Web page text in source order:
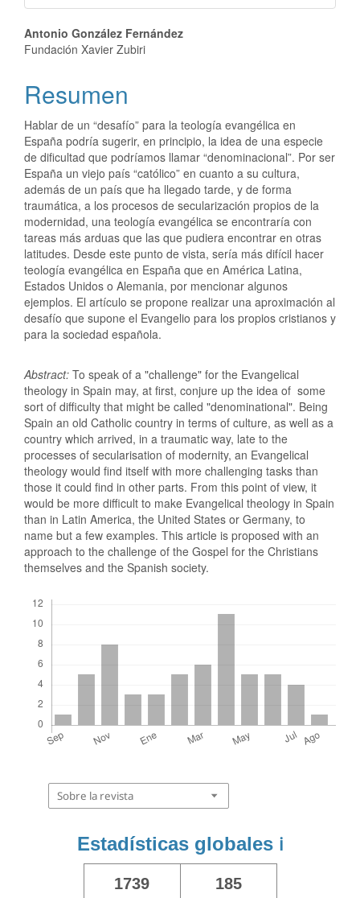
Antonio González Fernández
Fundación Xavier Zubiri
Resumen
Hablar de un “desafío” para la teología evangélica en
España podría sugerir, en principio, la idea de una especie
de dificultad que podríamos llamar “denominacional”. Por ser
España un viejo país “católico” en cuanto a su cultura,
además de un país que ha llegado tarde, y de forma
traumática, a los procesos de secularización propios de la
modernidad, una teología evangélica se encontraría con
tareas más arduas que las que pudiera encontrar en otras
latitudes. Desde este punto de vista, sería más difícil hacer
teología evangélica en España que en América Latina,
Estados Unidos o Alemania, por mencionar algunos
ejemplos. El artículo se propone realizar una aproximación al
desafío que supone el Evangelio para los propios cristianos y
para la sociedad española.
Abstract: To speak of a "challenge" for the Evangelical
theology in Spain may, at first, conjure up the idea of some
sort of difficulty that might be called "denominational". Being
Spain an old Catholic country in terms of culture, as well as a
country which arrived, in a traumatic way, late to the
processes of secularisation of modernity, an Evangelical
theology would find itself with more challenging tasks than
those it could find in other parts. From this point of view, it
would be more difficult to make Evangelical theology in Spain
than in Latin America, the United States or Germany, to
name but a few examples. This article is proposed with an
approach to the challenge of the Gospel for the Christians
themselves and the Spanish society.
Sobre la revista
Estadísticas globales ℹ️
1739 185